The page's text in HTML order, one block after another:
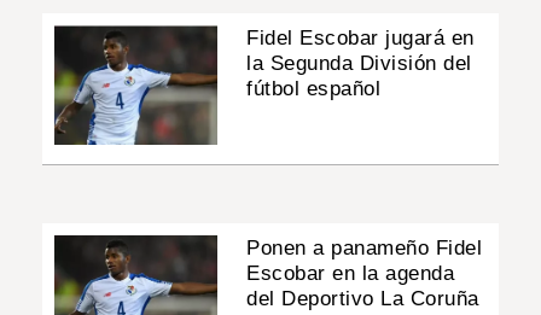
Fidel Escobar jugará en
la Segunda División del
fútbol español
Ponen a panameño Fidel
Escobar en la agenda
del Deportivo La Coruña